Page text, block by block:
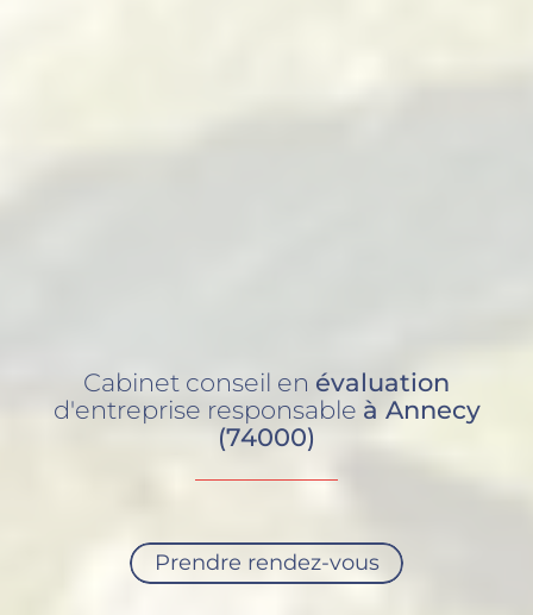
Cabinet conseil en évaluation
d'entreprise responsable à Annecy
(74000)
Prendre rendez-vous